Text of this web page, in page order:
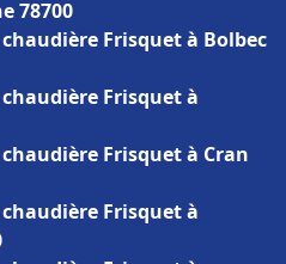
78700
Frisquet à Bolbec
Frisquet à
Frisquet à Cran
Frisquet à